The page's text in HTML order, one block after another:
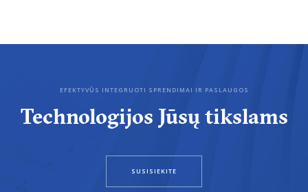
EFEKTYVŪS INTEGRUOTI SPRENDIMAI IR PASLAUGOS
Technologijos Jūsų tikslams
SUSISIEKITE